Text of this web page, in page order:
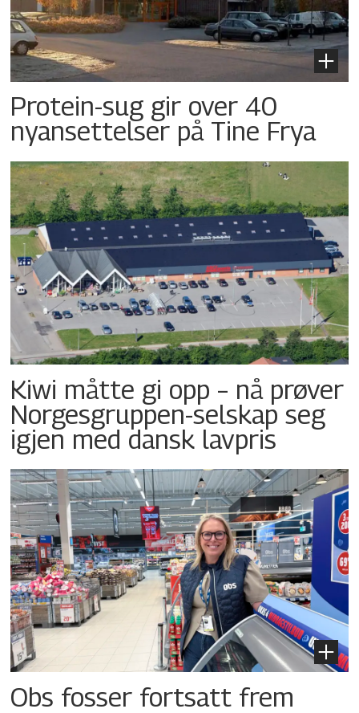
Protein-sug gir over 40
nyansettelser på Tine Frya
Kiwi måtte gi opp – nå prøver
Norgesgruppen-selskap seg
igjen med dansk lavpris
Obs fosser fortsatt frem